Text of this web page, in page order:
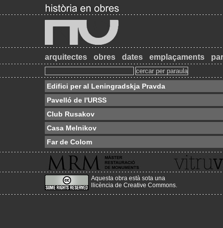
arquitectes obres dates emplaçaments
Edifici per al Leningradskja Pravda
Pavelló de l'URSS
Club Rusakov
Casa Melnikov
Far de Colom
Aquesta obra està sota una
llicència de Creative Commons.